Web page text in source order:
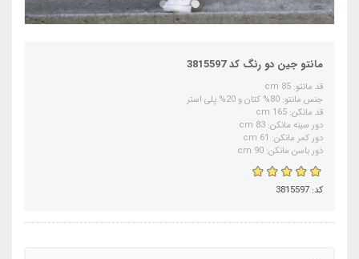
مانتو جین دو رنگ کد 3815597
قد مانتو: 85 cm
جنس مانتو: 80% کتان و 20% پلی استر
قد مانکن: 165 cm
دور سینه مانکن: 83 cm
دور کمر مانکن: 61 cm
ذور باسن مانکن: 90 cm
کد: 3815597